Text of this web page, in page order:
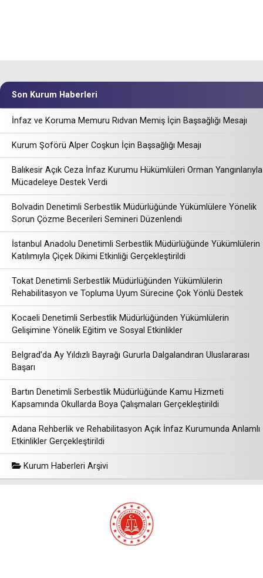
Son Kurum Haberleri
İnfaz ve Koruma Memuru Rıdvan Memiş İçin Başsağlığı Mesajı
Kurum Şoförü Alper Coşkun İçin Başsağlığı Mesajı
Balıkesir Açık Ceza İnfaz Kurumu Hükümlüleri Orman Yangınlarıyla
Mücadeleye Destek Verdi
Bolvadin Denetimli Serbestlik Müdürlüğünde Yükümlülere Yönelik
Sorun Çözme Becerileri Semineri Düzenlendi
İstanbul Anadolu Denetimli Serbestlik Müdürlüğünde Yükümlülerin
Katılımıyla Çiçek Dikimi Etkinliği Gerçekleştirildi
Tokat Denetimli Serbestlik Müdürlüğünden Yükümlülerin
Rehabilitasyon ve Topluma Uyum Sürecine Çok Yönlü Destek
Kocaeli Denetimli Serbestlik Müdürlüğünden Yükümlülerin
Gelişimine Yönelik Eğitim ve Sosyal Etkinlikler
Belgrad'da Ay Yıldızlı Bayrağı Gururla Dalgalandıran Uluslararası
Başarı
Bartın Denetimli Serbestlik Müdürlüğünde Kamu Hizmeti
Kapsamında Okullarda Boya Çalışmaları Gerçekleştirildi
Adana Rehberlik ve Rehabilitasyon Açık İnfaz Kurumunda Anlamlı
Etkinlikler Gerçekleştirildi
Kurum Haberleri Arşivi